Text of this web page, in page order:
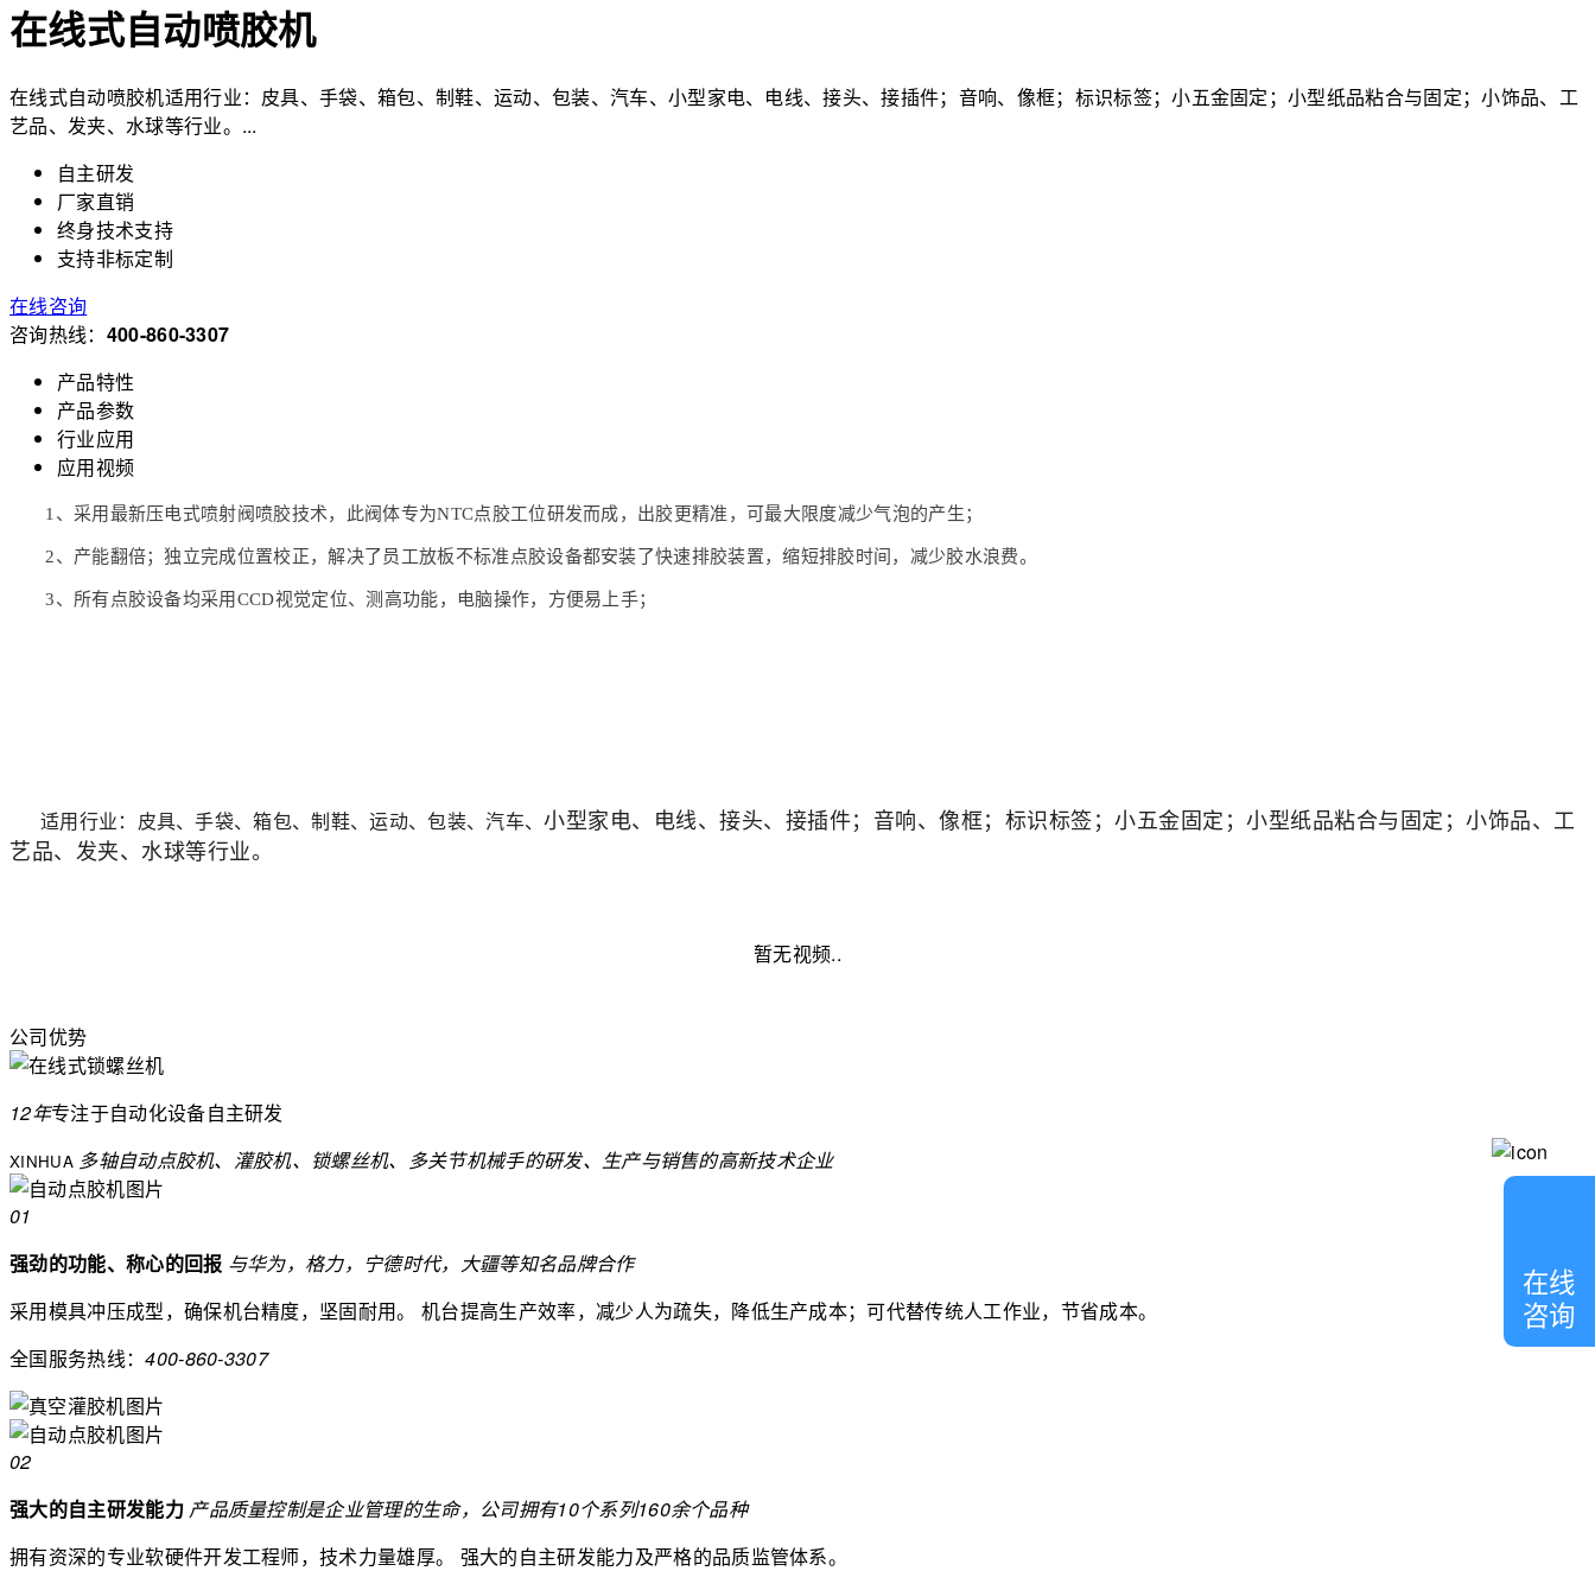
在线式自动喷胶机
在线式自动喷胶机适用行业：皮具、手袋、箱包、制鞋、运动、包装、汽车、小型家电、电线、接头、接插件；音响、像框；标识标签；小五金固定；小型纸品粘合与固定；小饰品、工
艺品、发夹、水球等行业。...
自主研发
厂家直销
终身技术支持
支持非标定制
在线咨询
咨询热线： 400-860-3307
产品特性
产品参数
行业应用
应用视频
1、采用最新压电式喷射阀喷胶技术，此阀体专为NTC点胶工位研发而成，出胶更精准，可最大限度减少气泡的产生；
2、产能翻倍；独立完成位置校正，解决了员工放板不标准点胶设备都安装了快速排胶装置，缩短排胶时间，减少胶水浪费。
3、所有点胶设备均采用CCD视觉定位、测高功能，电脑操作，方便易上手；
适用行业：皮具、手袋、箱包、制鞋、运动、包装、汽车、小型家电、电线、接头、接插件；音响、像框；标识标签；小五金固定；小型纸品粘合与固定；小饰品、工
艺品、发夹、水球等行业。
暂无视频..
公司优势
12年专注于自动化设备自主研发
XINHUA 多轴自动点胶机、灌胶机、锁螺丝机、多关节机械手的硏发、生产与销售的高新技术企业
01
强劲的功能、称心的回报 与华为，格力，宁德时代，大疆等知名品牌合作
采用模具冲压成型，确保机台精度，坚固耐用。
机台提高生产效率，减少人为疏失，降低生产成本；可代替传统人工作业，节省成本。
全国服务热线：400-860-3307
02
强大的自主研发能力 产品质量控制是企业管理的生命，公司拥有10个系列160余个品种
拥有资深的专业软硬件开发工程师，技术力量雄厚。
强大的自主研发能力及严格的品质监管体系。
在线
咨询